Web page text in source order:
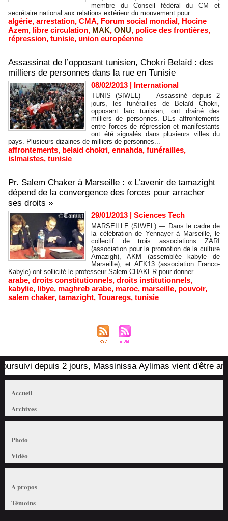
membre du Conseil fédéral du CM et
secrétaire national aux relations extérieur du mouvement pour...
algérie, arrestation, CMA, Forum social mondial, Hocine
Azem, libre circulation, MAK, ONU, police des frontières,
répression, tunisie, union européenne
Assassinat de l’opposant tunisien, Chokri Belaïd : des
milliers de personnes dans la rue en Tunisie
08/02/2013 | International
TUNIS (SIWEL) — Assassiné depuis 2
jours, les funérailles de Belaïd Chokri,
opposant laïc tunisien, ont drainé des
milliers de personnes. DEs affrontements
entre forces de répression et manifestants
ont été signalés dans plusieurs villes du
pays. Plusieurs dizaines de milliers de personnes...
affrontements, belaid chokri, ennahda, funérailles,
islmaistes, tunisie
Pr. Salem Chaker à Marseille : « L’avenir de tamazight
dépend de la convergence des forces pour arracher
ses droits »
29/01/2013 | Sciences Tech
MARSEILLE (SIWEL) — Dans le cadre de
la célébration de Yennayer à Marseille, le
collectif de trois associations ZARI
(association pour la promotion de la culture
Amazigh), AKM (assemblée kabyle de
Marseille), et AFK13 (association Franco-
Kabyle) ont sollicité le professeur Salem CHAKER pour donner...
arabe, droits constitutionnels, droits institutionnels,
kabylie, libye, maghreb arabe, maroc, marseille, pouvoir,
salem chaker, tamazight, Touaregs, tunisie
depuis 2 jours, Massinissa Aylimas vient d'être
Accueil
Archives
Photo
Vidéo
A propos
Témoins